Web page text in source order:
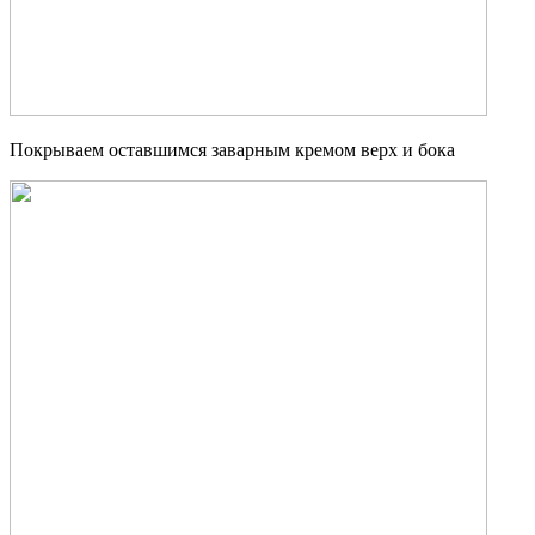
Покрываем оставшимся заварным кремом верх и бока